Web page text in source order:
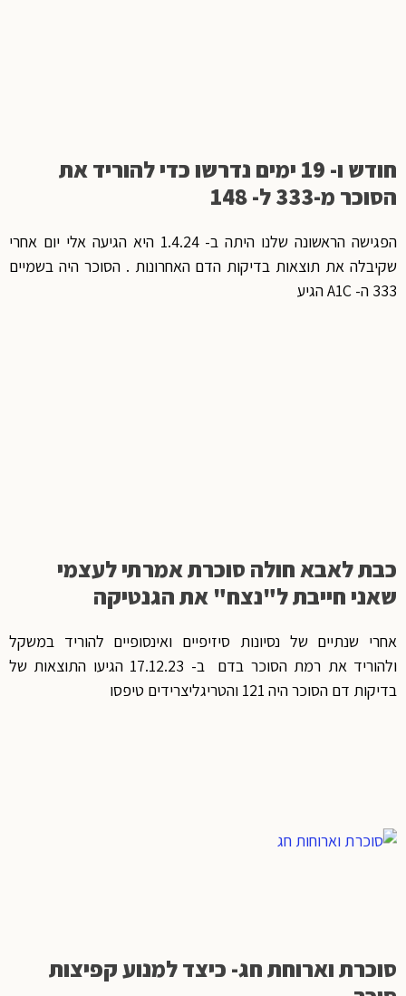
חודש ו- 19 ימים נדרשו כדי להוריד את
הסוכר מ-333 ל- 148
הפגישה הראשונה שלנו היתה ב- 1.4.24 היא הגיעה אלי יום אחרי
שקיבלה את תוצאות בדיקות הדם האחרונות . הסוכר היה בשמיים
333 ה- A1C הגיע
כבת לאבא חולה סוכרת אמרתי לעצמי
שאני חייבת ל"נצח" את הגנטיקה
אחרי שנתיים של נסיונות סיזיפיים ואינסופיים להוריד במשקל
ולהוריד את רמת הסוכר בדם ב- 17.12.23 הגיעו התוצאות של
בדיקות דם הסוכר היה 121 והטריגליצרידים טיפסו
סוכרת וארוחת חג- כיצד למנוע קפיצות